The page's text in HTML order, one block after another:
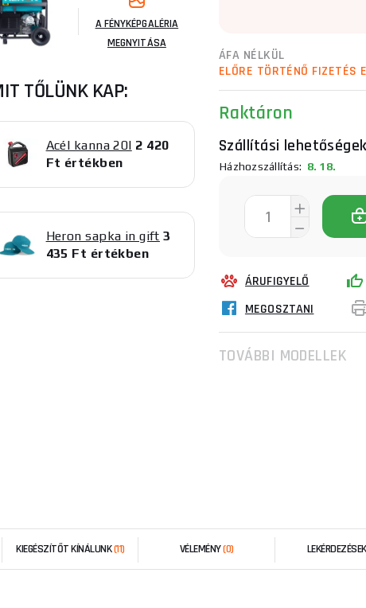
A FÉNYKÉPGALÉRIA
MEGNYITÁSA
TŐLÜNK KAP:
Acél kanna 20l 2 420
Ft értékben
Heron sapka in gift 3
435 Ft értékben
ÁFA NÉLKÜL
ELŐRE TÖRTÉNŐ FIZETÉS
Raktáron
Szállítási
Házhozszállítás: 8. 18.
ÁRUFIGYELŐ
MEGOSZTANI
TOVÁBBI MODELLEK
KIEGÉSZÍTŐT KÍNÁLUNK(11) VÉLEMÉNY(0)